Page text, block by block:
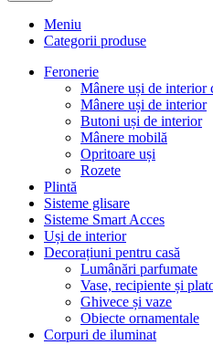
Meniu
Categorii produse
Feronerie
Mânere uși de interior
Mânere uși de interior
Butoni uși de interior
Mânere mobilă
Opritoare uși
Rozete
Plintă
Sisteme glisare
Sisteme Smart Acces
Uși de interior
Decorațiuni pentru casă
Lumânări parfumate
Vase, recipiente și
Ghivece și vaze
Obiecte ornamentale
Corpuri de iluminat